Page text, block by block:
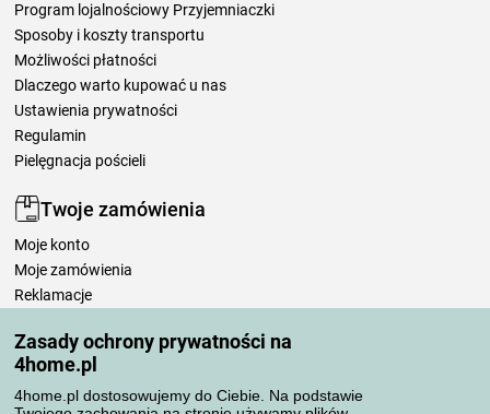
Zasady ochrony prywatności na
4home.pl
4home.pl dostosowujemy do Ciebie. Na podstawie
Program lojalnościowy Przyjemniaczki
Sposoby i koszty transportu
Możliwości płatności
Dlaczego warto kupować u nas
Ustawienia prywatności
Regulamin
Pielęgnacja pościeli
Twoje zamówienia
Moje konto
Moje zamówienia
Reklamacje
Zasady przetwarzania recenzji
Sposoby transportu